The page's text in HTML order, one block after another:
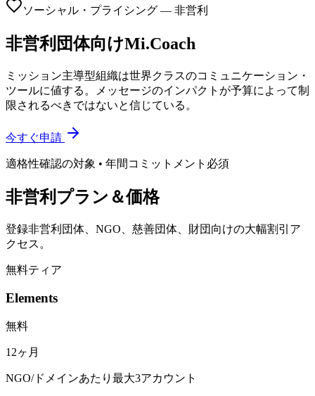
ソーシャル・プライシング — 非営利
非営利団体向けMi.Coach
ミッション主導型組織は世界クラスのコミュニケーション・
ツールに値する。メッセージのインパクトが予算によって制
限されるべきではないと信じている。
今すぐ申請
適格性確認の対象 • 年間コミットメント必須
非営利プラン＆価格
登録非営利団体、NGO、慈善団体、財団向けの大幅割引ア
クセス。
無料ティア
Elements
無料
12ヶ月
NGO/ドメインあたり最大3アカウント